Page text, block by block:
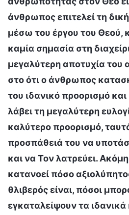
άνθρωπος επιτελεί τη
μέσω του έργου του Θεού,
καμία σημασία στη
μεγαλύτερη αποτυχία του
στο ότι ο άνθρωπος
του ιδανικό προορισμό
λάβει τη μεγαλύτερη
καλύτερο προορισμό,
προσπάθειά του να
και να Τον λατρεύει.
κατανοεί πόσο
θλιβερός είναι, πόσοι
εγκαταλείψουν τα ιδανικά